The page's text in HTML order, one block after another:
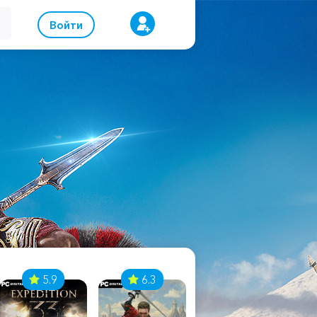
Войти
5.9 6.3 8.1